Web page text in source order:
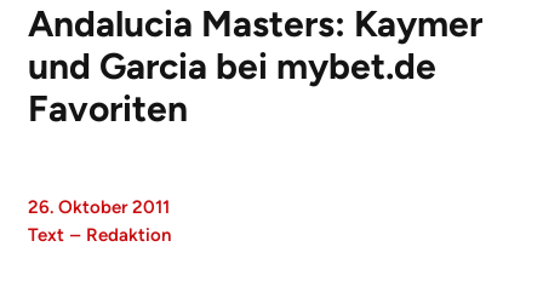
Andalucia Masters: Kaymer
und Garcia bei mybet.de
Favoriten
26. Oktober 2011
Text – Redaktion